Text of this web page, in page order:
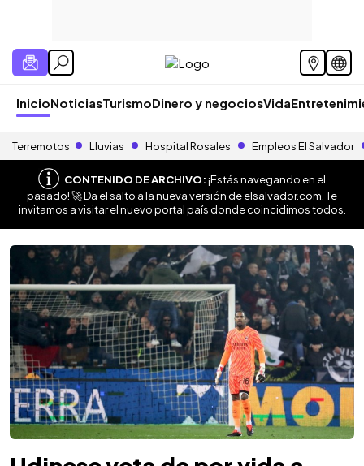
InicioNoticiasTurismoDinero y negociosVida
Terremotos Lluvias Hospital Rosales Empleos El Salvador
CONTENIDO DE ARCHIVO:¡Estás navegando en el
pasado! 🚀 Da el salto a la nueva versión deelsalvador.com . Te
invitamos a visitar el nuevo portal país donde coincidimos todos.